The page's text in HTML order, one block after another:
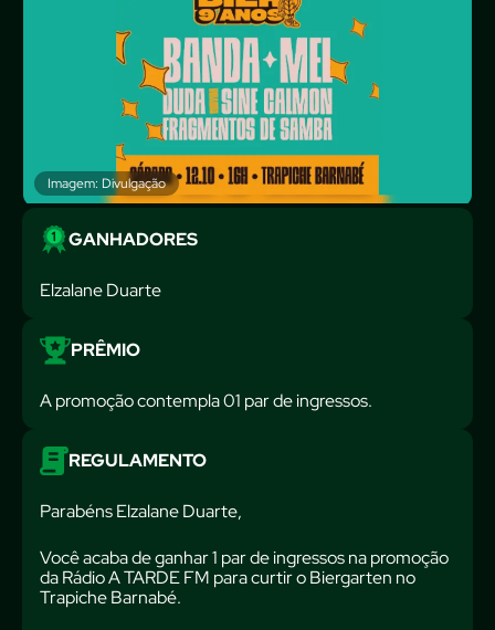
Imagem: Divulgação
GANHADORES
Elzalane Duarte
PRÊMIO
A promoção contempla 01 par de ingressos.
REGULAMENTO
Parabéns Elzalane Duarte,
Você acaba de ganhar 1 par de ingressos na promoção
da Rádio A TARDE FM para curtir o Biergarten no
Trapiche Barnabé.